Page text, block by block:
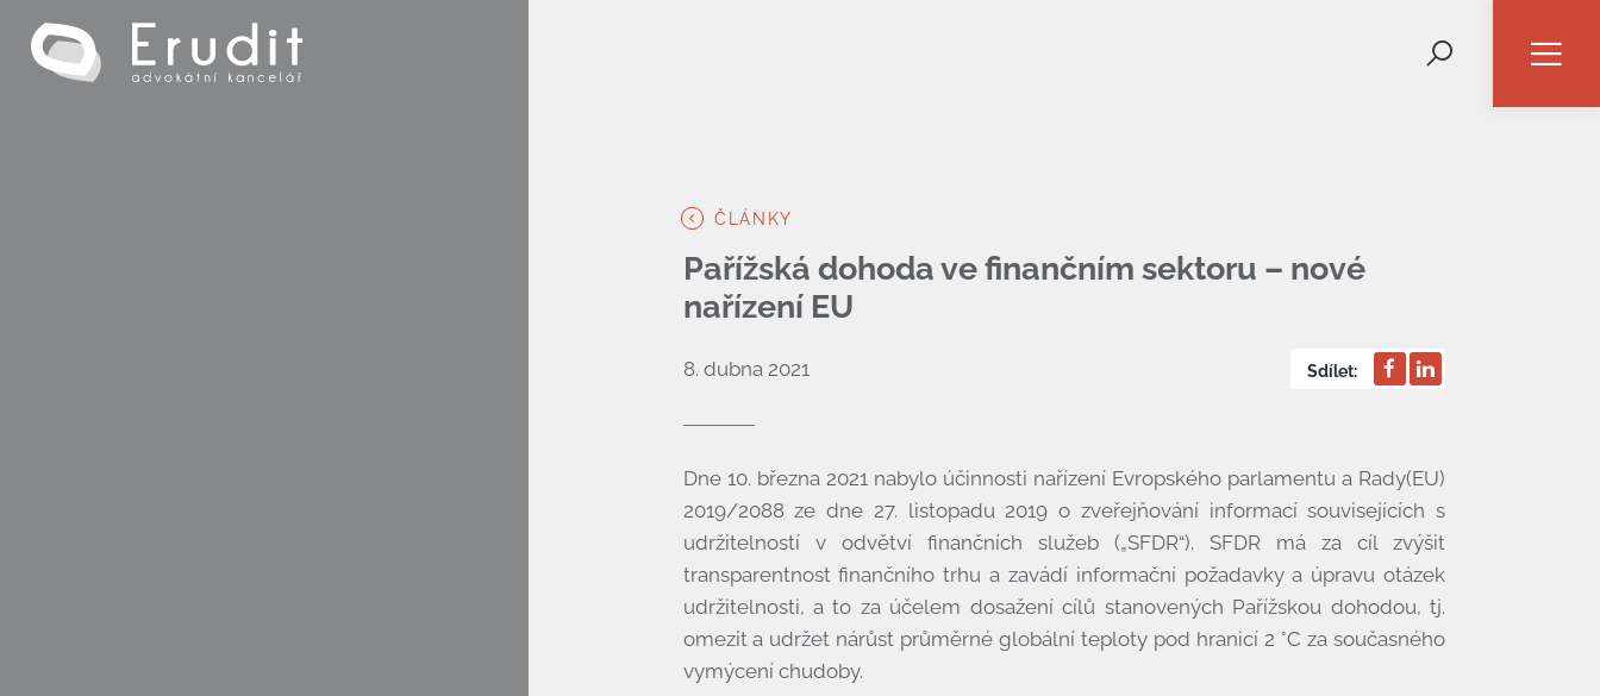
ČLÁNKY
Pařížská dohoda ve finančním sektoru – nové
nařízení EU
8. dubna 2021 Sdílet:
Dne 10. března 2021 nabylo účinnosti nařízení Evropského parlamentu a Rady(EU)
2019/2088 ze dne 27. listopadu 2019 o zveřejňování informací souvisejících s
udržitelností v odvětví finančních služeb („SFDR“). SFDR má za cíl zvýšit
transparentnost finančního trhu a zavádí informační požadavky a úpravu otázek
udržitelnosti, a to za účelem dosažení cílů stanovených Pařížskou dohodou, tj.
omezit a udržet nárůst průměrné globální teploty pod hranicí 2 °C za současného
vymýcení chudoby.